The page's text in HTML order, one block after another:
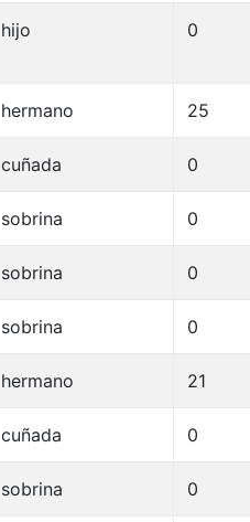
hijo 0
hermano 25
cuñada 0
sobrina 0
sobrina 0
sobrina 0
hermano 21
cuñada 0
sobrina 0